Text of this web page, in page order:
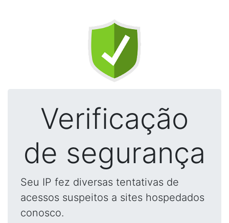
Verificação
de segurança
Seu IP fez diversas tentativas de
acessos suspeitos a sites hospedados
conosco.